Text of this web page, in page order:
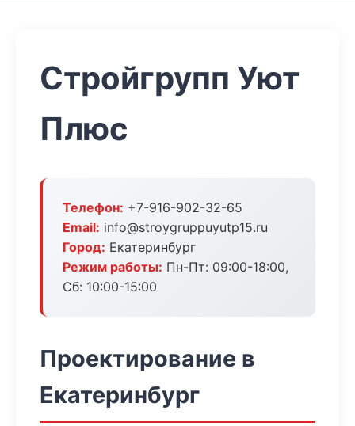
Стройгрупп Уют
Плюс
Телефон: +7-916-902-32-65
Email: info@stroygruppuyutp15.ru
Город: Екатеринбург
Режим работы: Пн-Пт: 09:00-18:00,
Сб: 10:00-15:00
Проектирование в
Екатеринбург